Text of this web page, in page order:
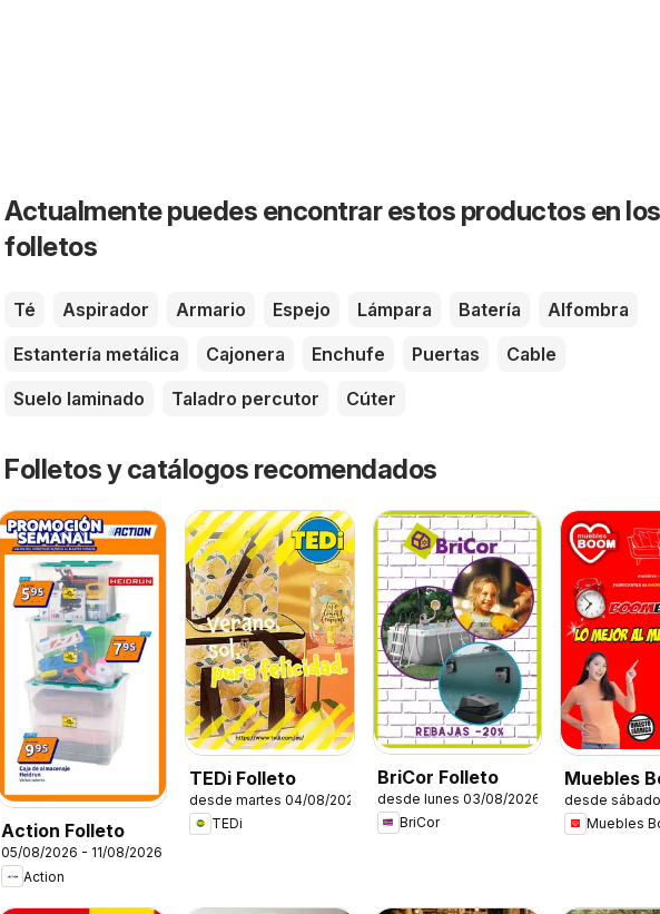
Actualmente puedes encontrar estos productos en los
folletos
Té Aspirador Armario Espejo Lámpara Batería
Alfombra
Estantería metálica
Cajonera Enchufe Puertas
Cable
Suelo laminado
Taladro percutor Cúter
Folletos y catálogos recomendados
Action Folleto
05/08/2026 - 11/08/2026
Action
TEDi Folleto
desde martes 04/08/2026
TEDi
BriCor Folleto
desde lunes 03/08/2026
BriCor
Muebles
Folleto
desde
Muebles